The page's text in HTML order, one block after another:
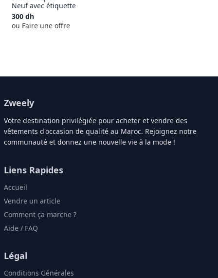
Neuf avec étiquette
300 dh
ou Faire une offre
Zweely
Votre destination privilégiée pour acheter et vendre des
vêtements d'occasion de qualité au Maroc. Rejoignez notre
communauté et donnez une nouvelle vie à la mode !
Liens Rapides
Accueil
Vendre un article
Comment ça marche ?
Aide / FAQ
Légal
Conditions Générales